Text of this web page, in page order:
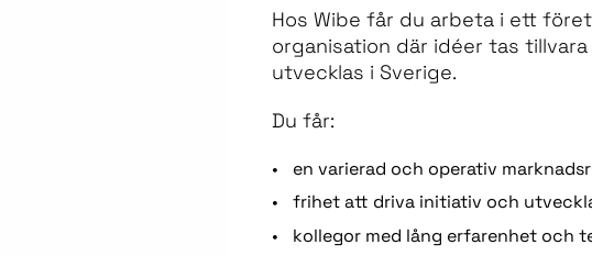
Hos Wibe får du arbeta i ett
organisation där idéer tas
utvecklas i Sverige.
Du får:
•
en varierad och operativ
•
frihet att driva initiativ och
•
kollegor med lång erfarenhet och